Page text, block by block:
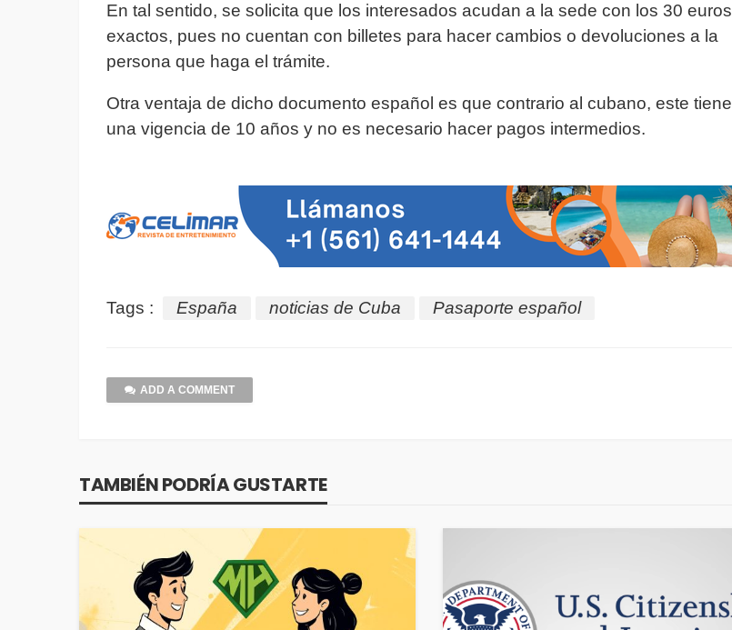
En tal sentido, se solicita que los interesados acudan a la sede con los 30 euros
exactos, pues no cuentan con billetes para hacer cambios o devoluciones a la
persona que haga el trámite.
Otra ventaja de dicho documento español es que contrario al cubano, este tiene
una vigencia de 10 años y no es necesario hacer pagos intermedios.
Tags : España noticias de Cuba Pasaporte español
ADD A COMMENT
TAMBIÉN PODRÍA GUSTARTE